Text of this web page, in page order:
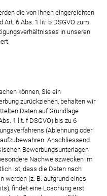
die von Ihnen eingereichten
Art. 6 Abs. 1 lit. b DSGVO zum
in unseren
können, Sie ein
zurückziehen, behalten wir
Daten auf Grundlage
1 lit. f DSGVO) bis zu 6
(Ablehnung oder
Anschliessend
Bewerbungsunterlagen
Nachweiszwecken im
ist, dass die Daten nach
werden (z. B. aufgrund eines
findet eine Löschung erst